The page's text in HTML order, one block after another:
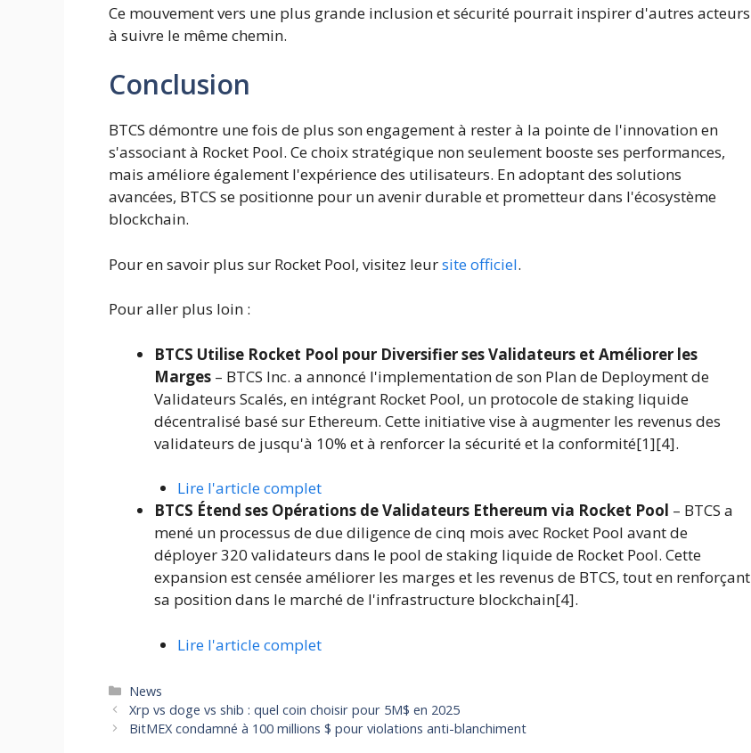
Ce mouvement vers une plus grande inclusion et sécurité pourrait inspirer d'autres acteurs
à suivre le même chemin.
Conclusion
BTCS démontre une fois de plus son engagement à rester à la pointe de l'innovation en
s'associant à Rocket Pool. Ce choix stratégique non seulement booste ses performances,
mais améliore également l'expérience des utilisateurs. En adoptant des solutions
avancées, BTCS se positionne pour un avenir durable et prometteur dans l'écosystème
blockchain.
Pour en savoir plus sur Rocket Pool, visitez leursite officiel.
Pour aller plus loin :
BTCS Utilise Rocket Pool pour Diversifier ses Validateurs et Améliorer les
Marges – BTCS Inc. a annoncé l'implementation de son Plan de Deployment de
Validateurs Scalés, en intégrant Rocket Pool, un protocole de staking liquide
décentralisé basé sur Ethereum. Cette initiative vise à augmenter les revenus des
validateurs de jusqu'à 10% et à renforcer la sécurité et la conformité[1][4].
Lire l'article complet
BTCS Étend ses Opérations de Validateurs Ethereum via Rocket Pool – BTCS a
mené un processus de due diligence de cinq mois avec Rocket Pool avant de
déployer 320 validateurs dans le pool de staking liquide de Rocket Pool. Cette
expansion est censée améliorer les marges et les revenus de BTCS, tout en renforçant
sa position dans le marché de l'infrastructure blockchain[4].
Lire l'article complet
Catégories
News
Xrp vs doge vs shib : quel coin choisir pour 5M$ en 2025
BitMEX condamné à 100 millions $ pour violations anti-blanchiment